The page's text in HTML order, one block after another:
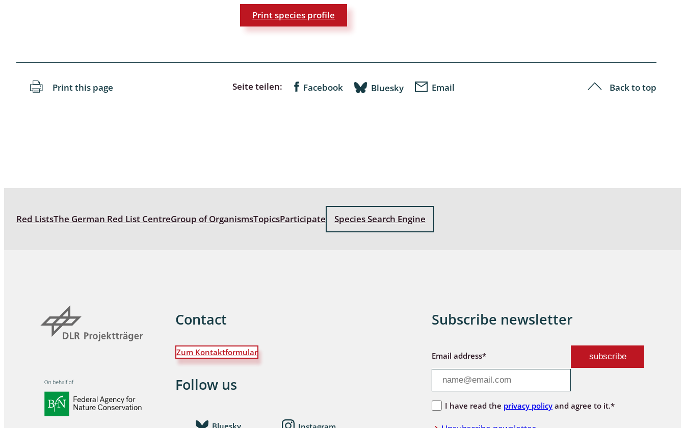
Bostrichidae, Anobiidae, Ptinidae;
Coleoptera aquatica
Arachnida: Opiliones
Print species profile
Print this page Seite teilen: Facebook Bluesky Email Back to top
Red ListsThe German Red List CentreGroup of OrganismsTopicsParticipate Species Search Engine
Contact
Zum Kontaktformular
Follow us
Subscribe newsletter
Email address*
I have read the privacy policy and agree to it.*